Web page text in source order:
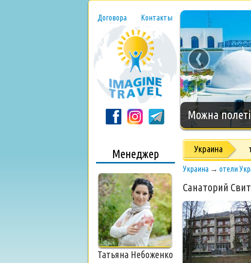
Договора Контакты
Новогодний
‹
Менеджер
Татьяна Небоженко
Украина
Украина → отели
Санаторий